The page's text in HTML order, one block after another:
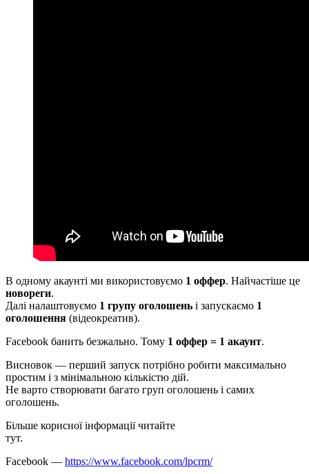
В одному акаунті ми використовуємо 1 оффер. Найчастіше це
новореги.
Далі налаштовуємо 1 групу оголошень і запускаємо 1
оголошення (відеокреатив).
Facebook банить безжально. Тому 1 оффер = 1 акаунт.
Висновок — перший запуск потрібно робити максимально
простим і з мінімальною кількістю дій.
Не варто створювати багато груп оголошень і самих
оголошень.
Більше корисної інформації читайте
тут.
Facebook — https://www.facebook.com/lpcrm/